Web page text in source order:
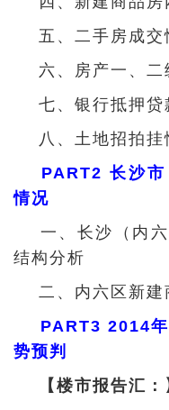
五、二手房成交
六、房产一、二
七、银行抵押贷
八、土地招拍挂
PART2 长沙
情况
一、长沙（内六
结构分析
二、内六区新建
PART3 2014
势预判
【楼市报告汇：